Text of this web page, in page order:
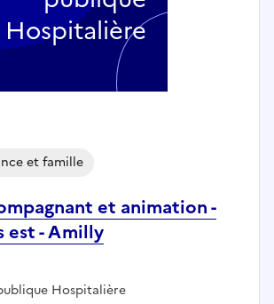
et animation -
est - Amilly
et famille
:
:Hospitalière
Hospitalière